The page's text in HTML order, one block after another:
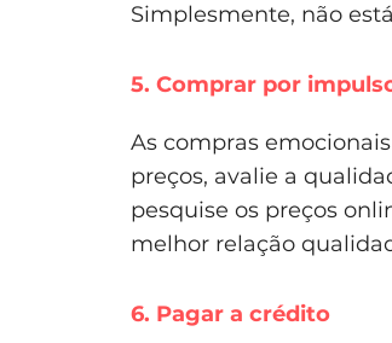
Simplesmente, não
5. Comprar por
As compras
preços, avalie a
pesquise os preços
melhor relação
6. Pagar a crédito